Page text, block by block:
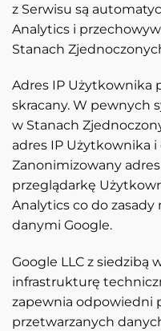
z Serwisu są
Analytics i
Stanach
Adres IP Użytkownika
skracany. W pewnych
w Stanach
adres IP Użytkownika
Zanonimizowany
przeglądarkę
Analytics co do zasady
danymi Google.
Google LLC z siedzibą
infrastrukturę
zapewnia odpowiedni
przetwarzanych